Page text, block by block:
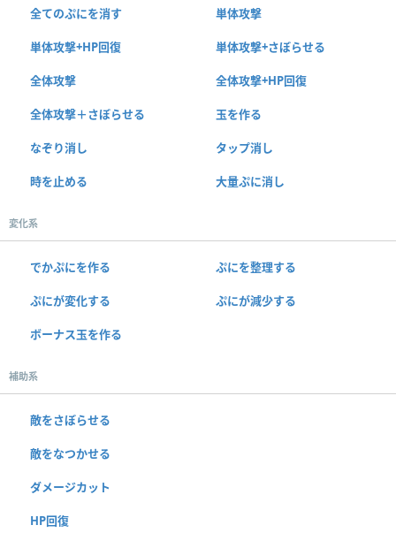
全てのぷにを消す 単体攻撃
単体攻撃+HP回復 単体攻撃+さぼらせる
全体攻撃 全体攻撃+HP回復
全体攻撃＋さぼらせる 玉を作る
なぞり消し タップ消し
時を止める 大量ぷに消し
変化系
でかぷにを作る ぷにを整理する
ぷにが変化する ぷにが減少する
ボーナス玉を作る
補助系
敵をさぼらせる
敵をなつかせる
ダメージカット
HP回復